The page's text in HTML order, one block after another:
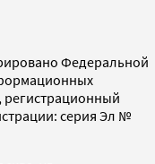
Федеральной
регистрационный
серия Эл №